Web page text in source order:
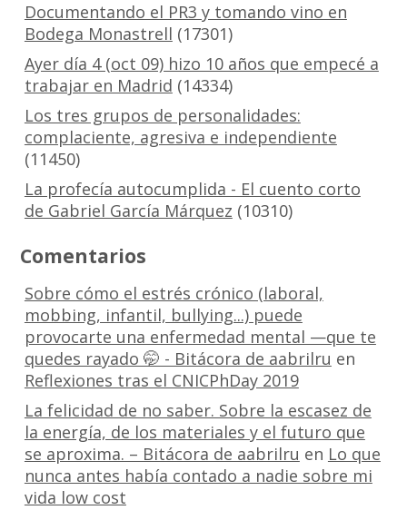
Documentando el PR3 y tomando vino en
Bodega Monastrell (17301)
Ayer día 4 (oct 09) hizo 10 años que empecé a
trabajar en Madrid (14334)
Los tres grupos de personalidades:
complaciente, agresiva e independiente
(11450)
La profecía autocumplida - El cuento corto
de Gabriel García Márquez (10310)
Comentarios
Sobre cómo el estrés crónico (laboral,
mobbing, infantil, bullying...) puede
provocarte una enfermedad mental —que te
quedes rayado 🤭 - Bitácora de aabrilru en
Reflexiones tras el CNICPhDay 2019
La felicidad de no saber. Sobre la escasez de
la energía, de los materiales y el futuro que
se aproxima. – Bitácora de aabrilru en Lo que
nunca antes había contado a nadie sobre mi
vida low cost